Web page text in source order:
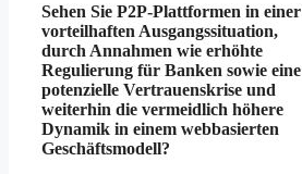
Sehen Sie P2P-Plattformen in einer
vorteilhaften Ausgangssituation,
durch Annahmen wie erhöhte
Regulierung für Banken sowie eine
potenzielle Vertrauenskrise und
weiterhin die vermeidlich höhere
Dynamik in einem webbasierten
Geschäftsmodell?